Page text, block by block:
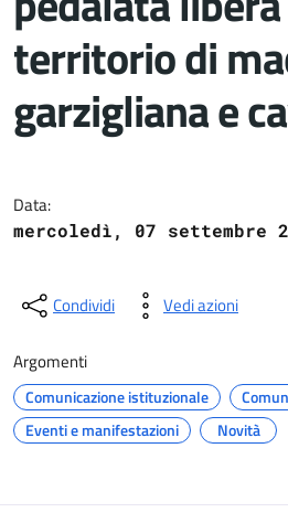
territorio di
garzigliana e
Data:
mercoledì, 07 settembre
Condividi Vedi azioni
Argomenti
Comunicazione istituzionale
Eventi e manifestazioni
Novità